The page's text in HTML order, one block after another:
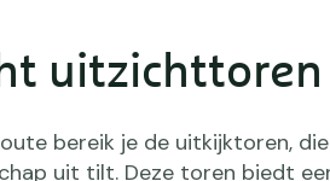
uitzichttoren
bereik je de uitkijktoren,
uit tilt. Deze toren biedt